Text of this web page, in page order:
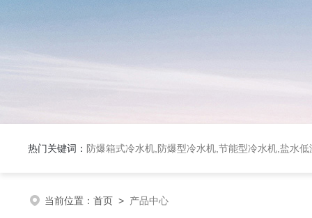
热门关键词： 防爆箱式冷水机,防爆型冷水机,节能型冷水机,盐水低
当前位置： 首页 > 产品中心